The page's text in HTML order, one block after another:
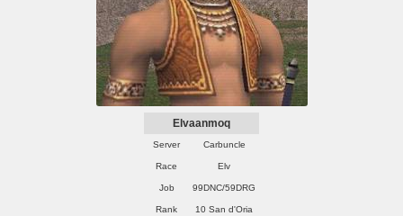
Elvaanmoq
Server Carbuncle
Race Elv
Job 99DNC/59DRG
Rank 10 San d'Oria